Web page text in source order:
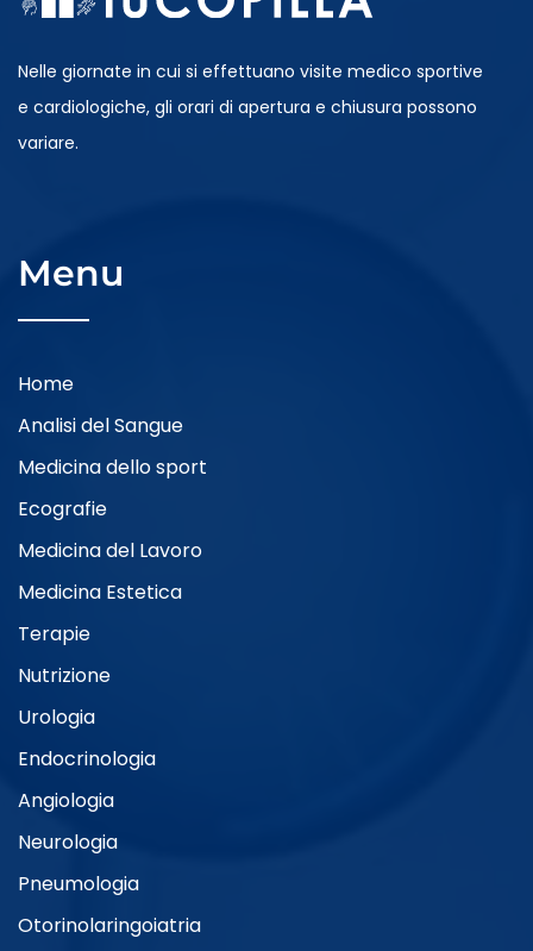
Nelle giornate in cui si effettuano visite medico sportive
e cardiologiche, gli orari di apertura e chiusura possono
variare.
Menu
Home
Analisi del Sangue
Medicina dello sport
Ecografie
Medicina del Lavoro
Medicina Estetica
Terapie
Nutrizione
Urologia
Endocrinologia
Angiologia
Neurologia
Pneumologia
Otorinolaringoiatria